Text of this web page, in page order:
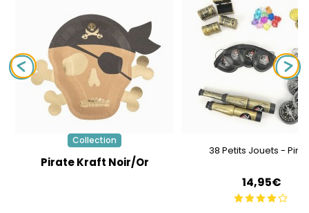
Collection
Pirate Kraft Noir/Or
38 Petits Jouets -
14,95€